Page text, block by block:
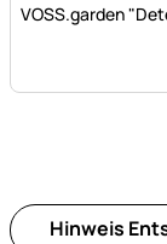
VOSS.garden
Hinweis